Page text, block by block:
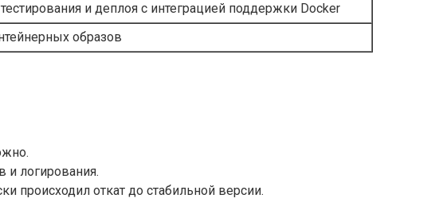
и деплоя с интеграцией поддержки Docker
образов
и логирования.
происходил откат до стабильной версии.